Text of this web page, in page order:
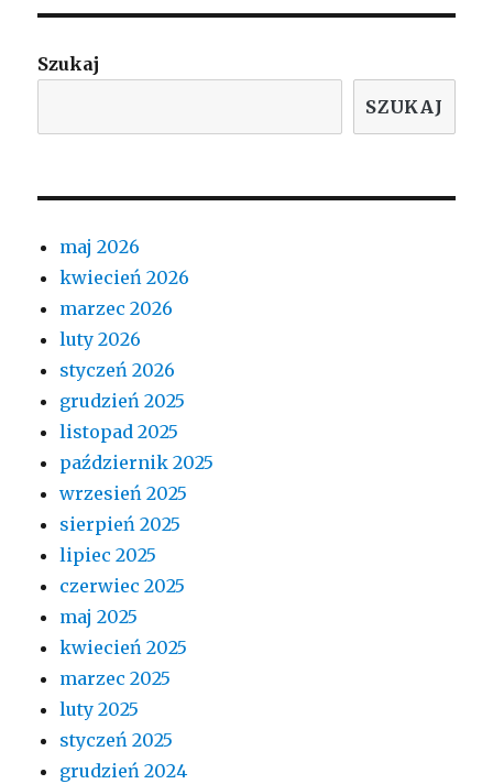
Szukaj
SZUKAJ
maj 2026
kwiecień 2026
marzec 2026
luty 2026
styczeń 2026
grudzień 2025
listopad 2025
październik 2025
wrzesień 2025
sierpień 2025
lipiec 2025
czerwiec 2025
maj 2025
kwiecień 2025
marzec 2025
luty 2025
styczeń 2025
grudzień 2024